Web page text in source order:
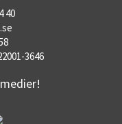
40
3646